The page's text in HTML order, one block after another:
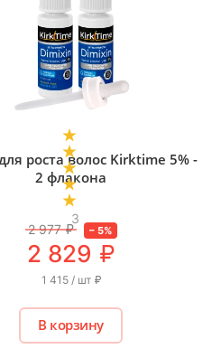
3
роста волос Kirktime 5% -
2 флакона
2 977 ₽ – 5%
2 829 ₽
1 415 / шт ₽
В корзину